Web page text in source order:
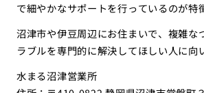
で細やかなサポートを行っているのが特
沼津市や伊豆周辺にお住まいで、複雑な
ラブルを専門的に解決してほしい人に向
水まる沼津営業所